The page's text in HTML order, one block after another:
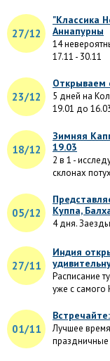
27/12
"Классика
Аннапурны
14
17.11 - 30.11
23/12
Открываем
5 дней на
19.01 до
18/12
Зимняя
19.03
2 в 1 -
склонах
05/12
Куппа,
4 дня.
27/11
Индия
Расписание
уже с самого
01/11
Лучшее
праздничные